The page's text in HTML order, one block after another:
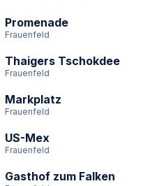
Promenade
Frauenfeld
Thaigers Tschokdee
Frauenfeld
Markplatz
Frauenfeld
US-Mex
Frauenfeld
Gasthof zum Falken